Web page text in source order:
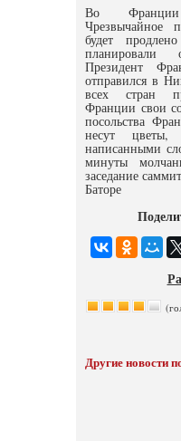
Во
Чрезвычайное
будет
Президент
отправился в
всех стран
Франции свои
посольства
несут
написанными
минуты
заседание
Баторе
Другие новости